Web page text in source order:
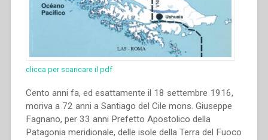
clicca per scaricare il pdf
Cento anni fa, ed esattamente il 18 settembre 1916,
moriva a 72 anni a Santiago del Cile mons. Giuseppe
Fagnano, per 33 anni Prefetto Apostolico della
Patagonia meridionale, delle isole della Terra del Fuoco